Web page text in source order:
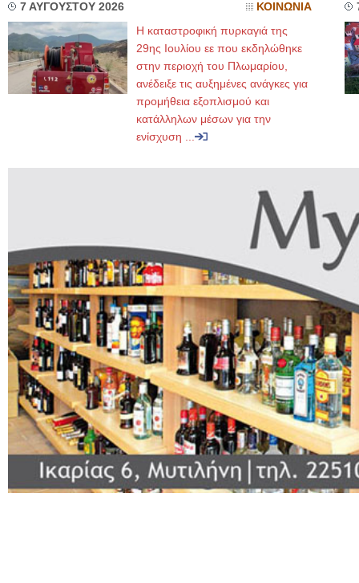
7 ΑΥΓΟΥΣΤΟΥ 2026 ΚΟΙΝΩΝΙΑ
Η καταστροφική πυρκαγιά της
29ης Ιουλίου εε που εκδηλώθηκε
στην περιοχή του Πλωμαρίου,
ανέδειξε τις αυξημένες ανάγκες για
προμήθεια εξοπλισμού και
κατάλληλων μέσων για την
ενίσχυση ...